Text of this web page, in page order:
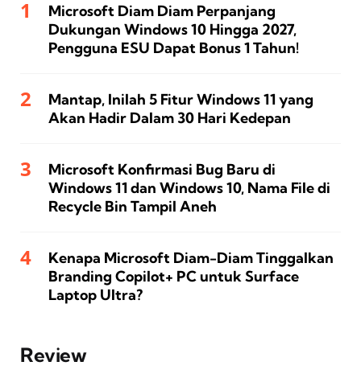
Microsoft Diam Diam Perpanjang
Dukungan Windows 10 Hingga 2027,
Pengguna ESU Dapat Bonus 1 Tahun!
Mantap, Inilah 5 Fitur Windows 11 yang
Akan Hadir Dalam 30 Hari Kedepan
Microsoft Konfirmasi Bug Baru di
Windows 11 dan Windows 10, Nama File di
Recycle Bin Tampil Aneh
Kenapa Microsoft Diam-Diam Tinggalkan
Branding Copilot+ PC untuk Surface
Laptop Ultra?
Review